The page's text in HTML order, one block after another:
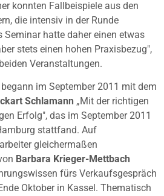
konnten Fallbeispiele aus den
die intensiv in der Runde
Seminar hatte daher einen etwas
stets einen hohen Praxisbezug",
Veranstaltungen.
im September 2011 mit dem
Schlamann „Mit der richtigen
Erfolg", das im September 2011
stattfand. Auf
gleichermaßen
Barbara Krieger-Mettbach
fürs Verkaufsgespräch
Oktober in Kassel. Thematisch